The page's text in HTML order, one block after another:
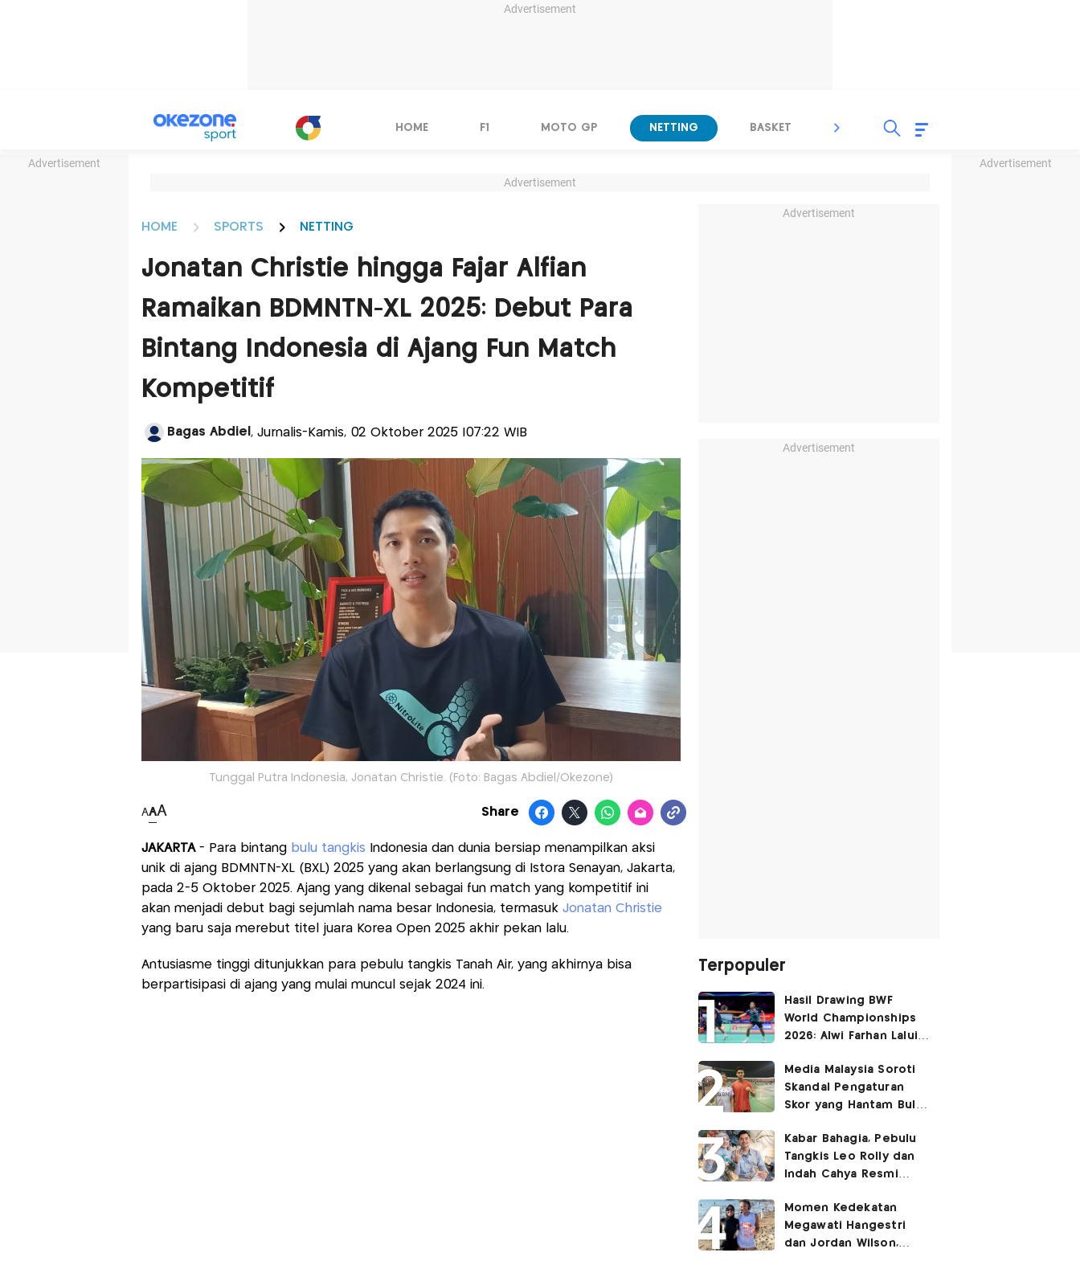
Advertisement
Advertisement Advertisement
HOME F1 MOTO GP NETTING BASKET SPORT LAIN
Advertisement
HOME SPORTS NETTING
Jonatan Christie hingga Fajar Alfian
Ramaikan BDMNTN-XL 2025: Debut Para
Bintang Indonesia di Ajang Fun Match
Kompetitif
Bagas Abdiel , Jurnalis-Kamis, 02 Oktober 2025 |07:22 WIB
Tunggal Putra Indonesia, Jonatan Christie. (Foto: Bagas Abdiel/Okezone)
AAA Share
JAKARTA - Para bintang bulu tangkis Indonesia dan dunia bersiap menampilkan aksi
unik di ajang BDMNTN-XL (BXL) 2025 yang akan berlangsung di Istora Senayan, Jakarta,
pada 2-5 Oktober 2025. Ajang yang dikenal sebagai fun match yang kompetitif ini
akan menjadi debut bagi sejumlah nama besar Indonesia, termasuk Jonatan Christie
yang baru saja merebut titel juara Korea Open 2025 akhir pekan lalu.
Antusiasme tinggi ditunjukkan para pebulu tangkis Tanah Air, yang akhirnya bisa
berpartisipasi di ajang yang mulai muncul sejak 2024 ini.
Advertisement
Advertisement
Terpopuler
Hasil Drawing BWF
World Championships
2026: Alwi Farhan Lalui
Dapat Bye
Media Malaysia Soroti
Skandal Pengaturan
Skor yang Hantam Bulu
Libatkan Jafar/Felisha!
Kabar Bahagia, Pebulu
Tangkis Leo Rolly dan
Indah Cahya Resmi
Momen Kedekatan
Megawati Hangestri
dan Jordan Wilson,